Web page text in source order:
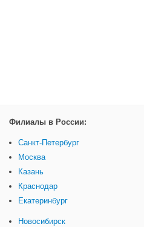
Филиалы в России:
Санкт-Петербург
Москва
Казань
Краснодар
Екатеринбург
Новосибирск